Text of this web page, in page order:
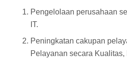
Pengelolaan perusahaan
IT.
Peningkatan cakupan
Pelayanan secara Kualitas,